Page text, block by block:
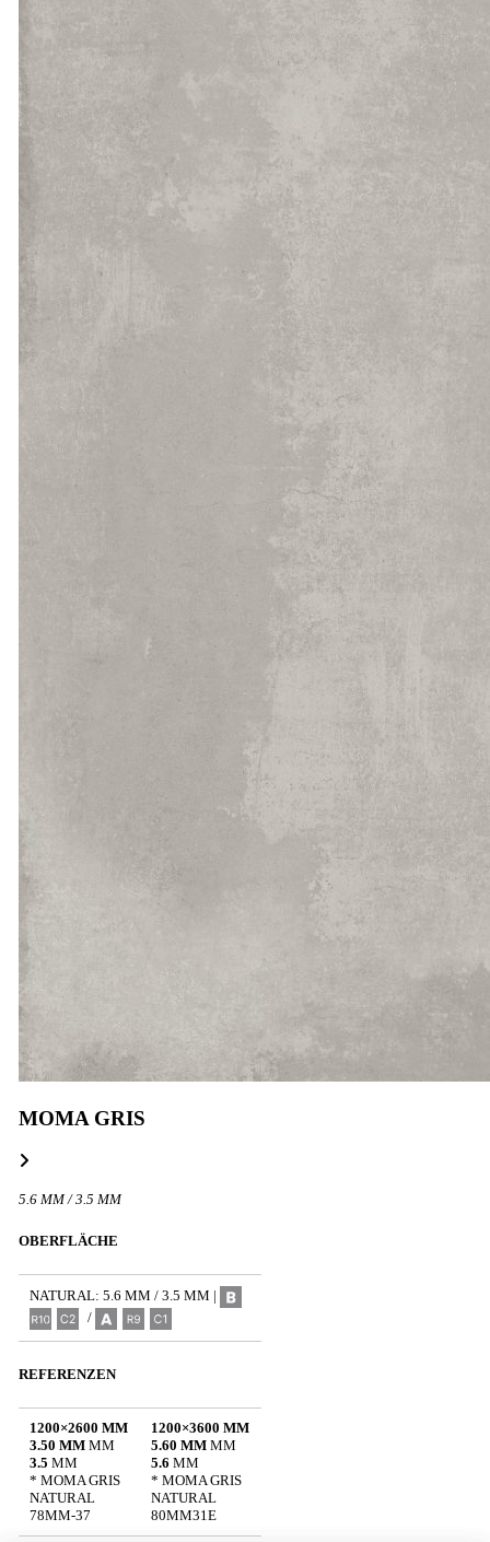
MOMA GRIS
5.6 MM / 3.5 MM
OBERFLÄCHE
NATURAL: 5.6 MM / 3.5 MM |
/
REFERENZEN
1200×2600 MM
3.50 MMMM
3.5 MM
* MOMA GRIS
NATURAL
78MM-37
1200×3600 MM
5.60 MMMM
5.6 MM
* MOMA GRIS
NATURAL
80MM31E